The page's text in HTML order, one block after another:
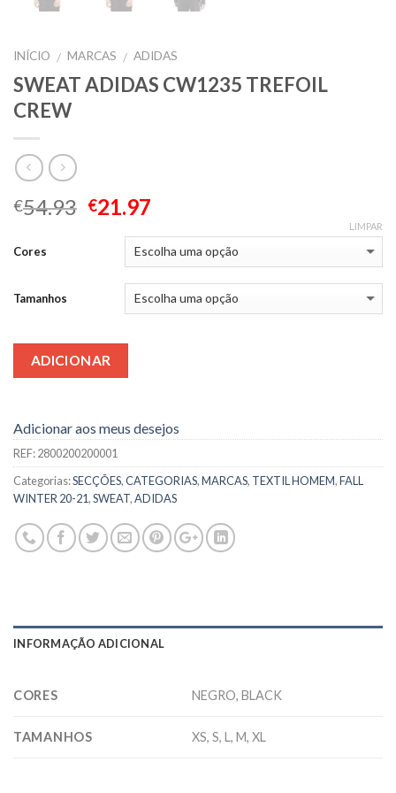
INÍCIO / MARCAS / ADIDAS
SWEAT ADIDAS CW1235 TREFOIL
CREW
€54.93 €21.97
Cores
Tamanhos
LIMPAR
ADICIONAR
Adicionar aos meus desejos
REF:2800200200001
Categorias:SECÇÕES,CATEGORIAS,MARCAS, TEXTIL HOMEM,FALL
WINTER 20-21,SWEAT,ADIDAS
INFORMAÇÃO ADICIONAL
CORES NEGRO, BLACK
TAMANHOS XS, S, L, M, XL